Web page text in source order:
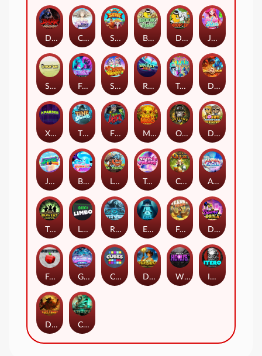
Dark Summoning Cloud Princess Shaolin Master Book of Time Drop'em Jelly Slice
Stick'em Feel The Beat Snow Slingers Rocket Reels Twisted Lab Dragon’s Domain
Xpander Time Spinners Fire My Laser Mighty Masks Outlasw Inc Donut Division
Joker Bombs BOUNCY BOMBS Le Viking Tasty Treats Cash Quest Alpha Eagle
The Bowery Boys Limbo Rise of Ymir Evil Eyes Frank's Farm DONNY DOUGH
Frutz Gronk's Gems Cubes Dawn of Kings Wings of Horus ITERO
Duel at Dawn Cursed Crypt